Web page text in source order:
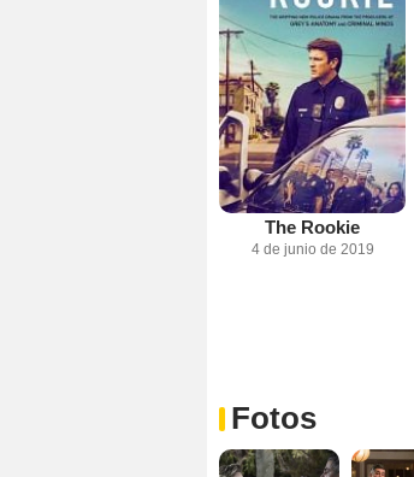
The Rookie
4 de junio de 2019
Fotos